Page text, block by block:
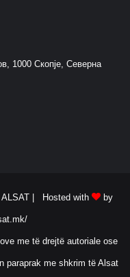
1000 Скопје, Северна
ALSAT | Hosted with by
me të drejtë autoriale ose
paraprak me shkrim të Alsat